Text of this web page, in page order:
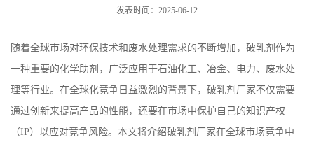
发表时间：2025-06-12
随着全球市场对环保技术和废水处理需求的不断增加，破乳剂作为
一种重要的化学助剂，广泛应用于石油化工、冶金、电力、废水处
理等行业。在全球化竞争日益激烈的背景下，破乳剂厂家不仅需要
通过创新来提高产品的性能，还要在市场中保护自己的知识产权
（IP）以应对竞争风险。本文将介绍破乳剂厂家在全球市场竞争中